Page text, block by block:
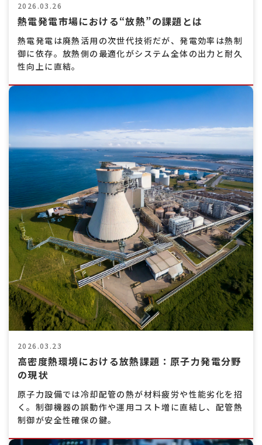
2026.03.26
熱電発電市場における“放熱”の課題とは
熱電発電は廃熱活用の次世代技術だが、発電効率は熱制
御に依存。放熱側の最適化がシステム全体の出力と耐久
性向上に直結。
2026.03.23
高密度熱環境における放熱課題：原子力発電分野
の現状
原子力設備では冷却配管の熱が材料疲労や性能劣化を招
く。制御機器の誤動作や運用コスト増に直結し、配管熱
制御が安全性確保の鍵。